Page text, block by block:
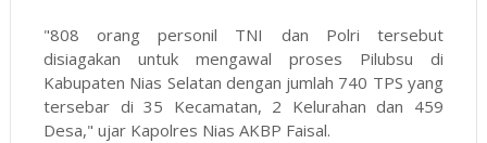
"808 orang personil TNI dan Polri tersebut
disiagakan untuk mengawal proses Pilubsu di
Kabupaten Nias Selatan dengan jumlah 740 TPS yang
tersebar di 35 Kecamatan, 2 Kelurahan dan 459
Desa," ujar Kapolres Nias AKBP Faisal.